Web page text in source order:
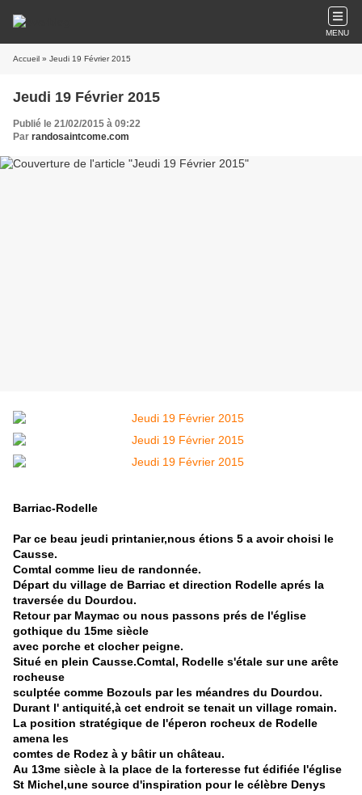
MENU
Accueil » Jeudi 19 Février 2015
Jeudi 19 Février 2015
Publié le 21/02/2015 à 09:22
Par randosaintcome.com
Barriac-Rodelle
Par ce beau jeudi printanier,nous étions 5 a avoir choisi le
Causse.
Comtal comme lieu de randonnée.
Départ du village de Barriac et direction Rodelle aprés la
traversée du Dourdou.
Retour par Maymac ou nous passons prés de l'église
gothique du 15me siècle
avec porche et clocher peigne.
Situé en plein Causse.Comtal, Rodelle s'étale sur une arête
rocheuse
sculptée comme Bozouls par les méandres du Dourdou.
Durant l' antiquité,à cet endroit se tenait un village romain.
La position stratégique de l'éperon rocheux de Rodelle
amena les
comtes de Rodez à y bâtir un château.
Au 13me siècle à la place de la forteresse fut édifiée l'église
St Michel,une source d'inspiration pour le célèbre Denys